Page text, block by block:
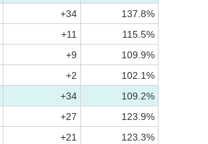
+34
137.8%
+11
115.5%
+9
109.9%
+2
102.1%
+34
109.2%
+27
123.9%
+21
123.3%